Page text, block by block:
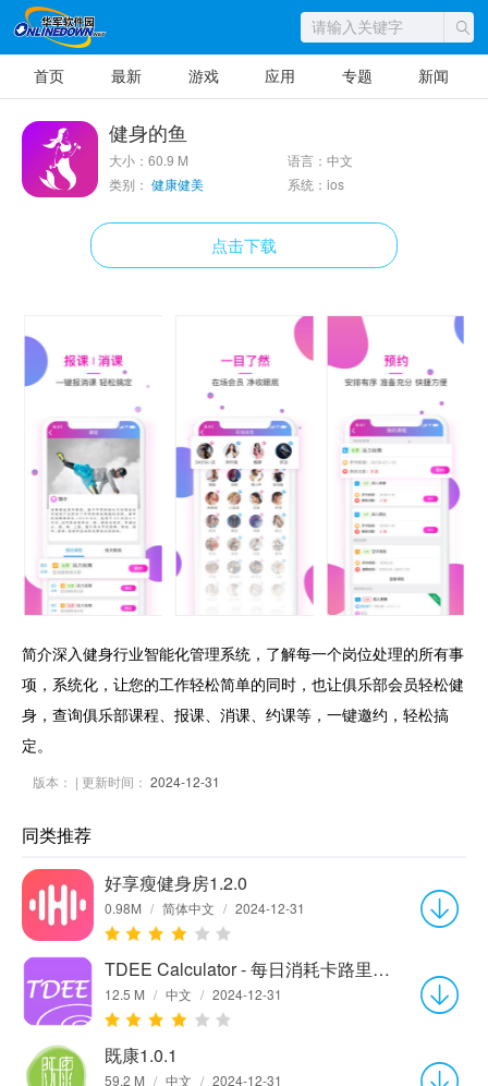
首页 最新 游戏 应用 专题 新闻
健身的鱼
大小：60.9 M
语言：中文
类别： 健康健美 系统：ios
点击下载
简介深入健身行业智能化管理系统，了解每一个岗位处理的所有事
项，系统化，让您的工作轻松简单的同时，也让俱乐部会员轻松健
身，查询俱乐部课程、报课、消课、约课等，一键邀约，轻松搞
定。
版本： | 更新时间： 2024-12-31
同类推荐
好享瘦健身房1.2.0
0.98M / 简体中文 / 2024-12-31
TDEE Calculator - 每日消耗卡路里计算器1.0.0
12.5 M / 中文 / 2024-12-31
既康1.0.1
59.2 M / 中文 / 2024-12-31